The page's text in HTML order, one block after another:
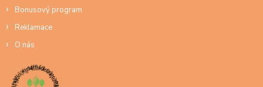
Bonusový program
Reklamace
O nás